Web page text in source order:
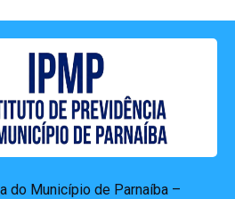
do Município de Parnaíba –